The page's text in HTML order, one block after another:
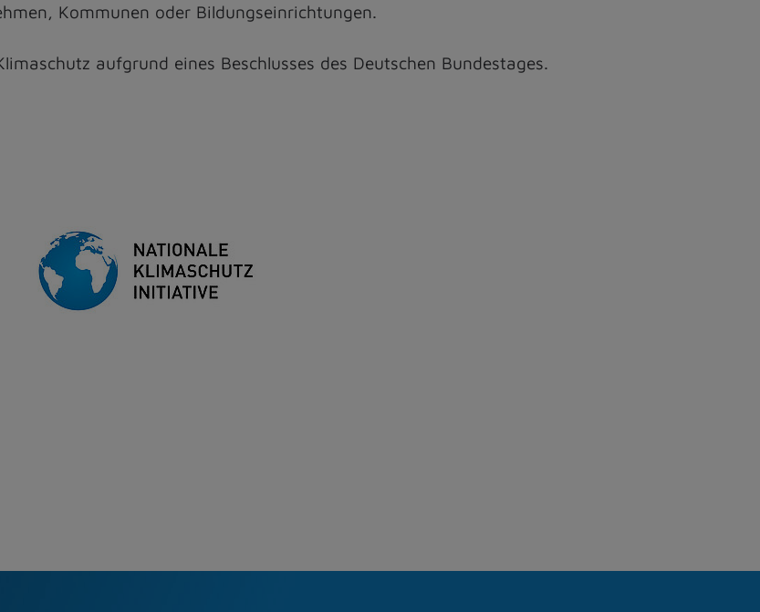
Kommunen oder Bildungseinrichtungen.
aufgrund eines Beschlusses des Deutschen Bundestages.